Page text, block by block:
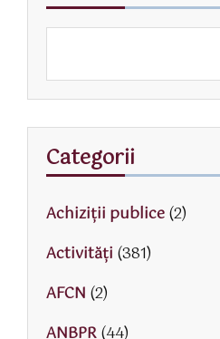
Categorii
Achiziții publice(2)
Activităţi (381)
AFCN (2)